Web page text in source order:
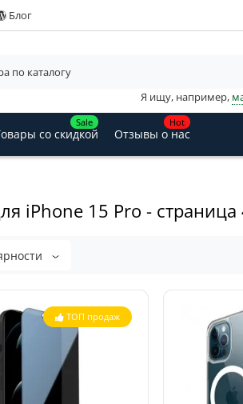
Блог
Я ищу, например,
Sale
со скидкой
Hot
Отзывы о нас
iPhone 15 Pro - страница
ТОП продаж